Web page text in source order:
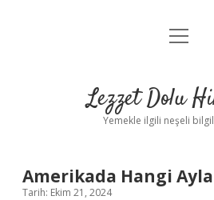
Anasayfa
Yasal Uyarı
menüyü
Lezzet Dolu
Yemekle ilgili neşeli
Amerikada Hangi
Tarih: Ekim 21, 2024